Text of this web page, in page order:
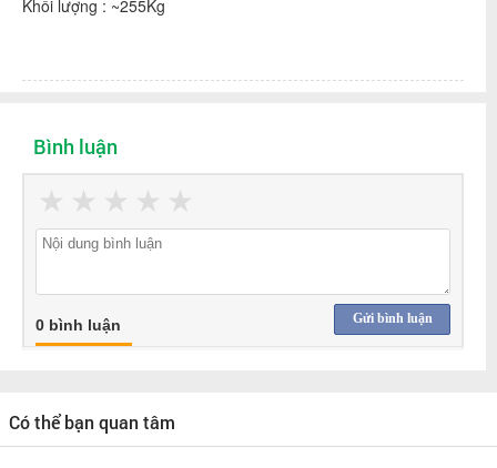
Khối lượng : ~255Kg
Bình luận
★
★
★
★
★
Gửi bình luận
0 bình luận
Có thể bạn quan tâm